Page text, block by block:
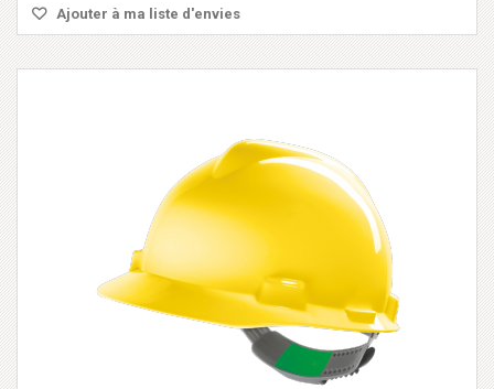
Ajouter à ma liste d'envies